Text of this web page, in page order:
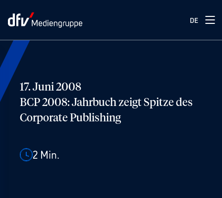
DE
17. Juni 2008
BCP 2008: Jahrbuch zeigt Spitze des
Corporate Publishing
2 Min.